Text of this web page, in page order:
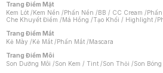
Trang Điểm Mặt
Kem Lót /Kem Nền /Phấn Nền /BB / CC Cream /
Che Khuyết Điểm /Má Hồng /Tạo Khối / Highlight /
Trang Điểm Mắt
Kẻ Mày /Kẻ Mắt /Phấn Mắt /Mascara
Trang Điểm Môi
Son Dưỡng Môi /Son Kem / Tint /Son Thỏi /Son Bóng